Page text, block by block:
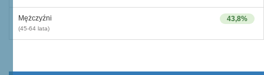
43,8%
Mężczyźni
(45-64 lata)